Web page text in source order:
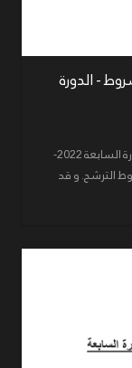
- الدورة
أعلنت لجنة انتخابات حسينية الحاج أحمد بن خميس للدورة السابعة 2022-
الترشح. و قد